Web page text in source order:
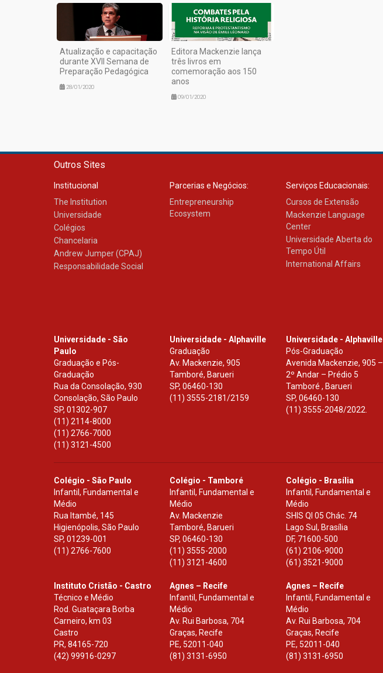
Atualização e capacitação
durante XVII Semana de
Preparação Pedagógica
28/01/2020
Editora Mackenzie lança
três livros em
comemoração aos 150
anos
09/01/2020
Outros Sites
Institucional
The Institution
Universidade
Colégios
Chancelaria
Andrew Jumper (CPAJ)
Responsabilidade Social
Parcerias e Negócios:
Entrepreneurship
Ecosystem
Serviços Educacionais:
Cursos de Extensão
Mackenzie Language
Center
Universidade Aberta do
Tempo Útil
International Affairs
Universidade - São
Paulo
Graduação e Pós-
Graduação
Rua da Consolação, 930
Consolação, São Paulo
SP, 01302-907
(11) 2114-8000
(11) 2766-7000
(11) 3121-4500
Universidade - Alphaville
Graduação
Av. Mackenzie, 905
Tamboré, Barueri
SP,06460-130
(11) 3555-2181/2159
Universidade - Alphaville
Pós-Graduação
Avenida Mackenzie, 905 –
2º Andar – Prédio 5
Tamboré , Barueri
SP, 06460-130
(11) 3555-2048/2022.
Colégio - São Paulo
Infantil, Fundamental e
Médio
Rua Itambé, 145
Higienópolis, São Paulo
SP, 01239-001
(11) 2766-7600
Colégio - Tamboré
Infantil, Fundamental e
Médio
Av. Mackenzie
Tamboré, Barueri
SP,06460-130
(11) 3555-2000
(11) 3121-4600
Colégio - Brasília
Infantil, Fundamental e
Médio
SHIS Ql 05 Chác. 74
Lago Sul, Brasília
DF, 71600-500
(61) 2106-9000
(61) 3521-9000
Instituto Cristão - Castro
Técnico e Médio
Rod. Guataçara Borba
Carneiro, km 03
Castro
PR, 84165-720
(42) 99916-0297
Agnes – Recife
Infantil, Fundamental e
Médio
Av. Rui Barbosa, 704
Graças, Recife
PE, 52011-040
(81) 3131-6950
Agnes – Recife
Infantil, Fundamental e
Médio
Av. Rui Barbosa, 704
Graças, Recife
PE, 52011-040
(81) 3131-6950